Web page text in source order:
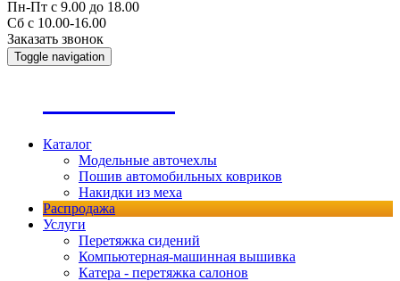
Пн-Пт с 9.00 до 18.00
Сб с 10.00-16.00
Заказать звонок
Toggle navigation
Каталог
Модельные авточехлы
Пошив автомобильных ковриков
Накидки из меха
Распродажа
Услуги
Перетяжка сидений
Компьютерная-машинная вышивка
Катера - перетяжка салонов